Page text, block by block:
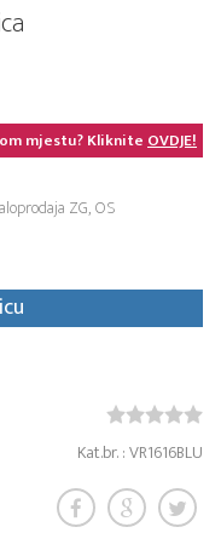
mjestu? KlikniteOVDJE!
ZG, OS
Kat.br. : VR1616BLU